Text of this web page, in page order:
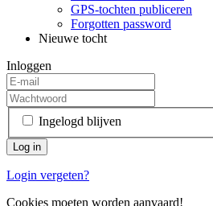
GPS-tochten publiceren
Forgotten password
Nieuwe tocht
Inloggen
Ingelogd blijven
Login vergeten?
Cookies moeten worden aanvaard!